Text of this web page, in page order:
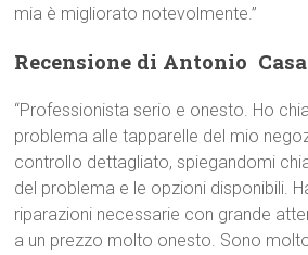
mia è migliorato notevolmente.”
Recensione di Antonio 
“Professionista serio e onesto. Ho
problema alle tapparelle del mio
controllo dettagliato, spiegandomi
del problema e le opzioni disponibili.
riparazioni necessarie con grande
a un prezzo molto onesto. Sono